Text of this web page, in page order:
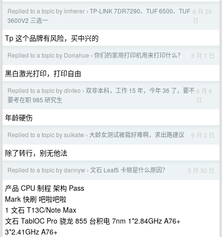
Replied to a topic by imherer › TP-LINK 7DR7290、TUF 6500、TUF
3600V2 三选一
6 月 26
日
Tp 这个品牌有风险，买中兴的
Replied to a topic by Donahue › 你们的家用打印机用来打印什么？ 6 月 7 日
黑白激光打印，打印自由
Replied to a topic by dinfeo › 双非本科，工作 15 年，今年 36 了，要不
要考在职 985 研究生
6 月 6
日
年龄硬伤
Replied to a topic by suikatw › 大龄女测试被裁好难啊，求出路建议 6 月 3 日
除了转行，别无他法
Replied to a topic by dannyw › 文石 Leaf5 卡顿是什么原因？ 5 月 30 日
产品 CPU 制程 架构 Pass
Mark 快刷 吧啦吧啦
1 文石 T13C/Note Max
文石 TablOC Pro 骁龙 855 台积电 7nm 1*2.84GHz A76+
3*2.41GHz A76+